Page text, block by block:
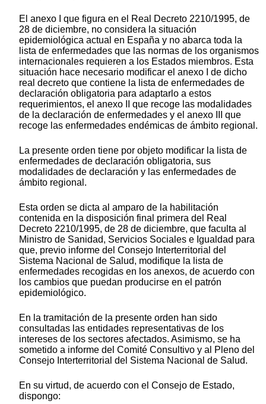
El anexo I que figura en el Real Decreto 2210/1995, de
28 de diciembre, no considera la situación
epidemiológica actual en España y no abarca toda la
lista de enfermedades que las normas de los organismos
internacionales requieren a los Estados miembros. Esta
situación hace necesario modificar el anexo I de dicho
real decreto que contiene la lista de enfermedades de
declaración obligatoria para adaptarlo a estos
requerimientos, el anexo II que recoge las modalidades
de la declaración de enfermedades y el anexo III que
recoge las enfermedades endémicas de ámbito regional.
La presente orden tiene por objeto modificar la lista de
enfermedades de declaración obligatoria, sus
modalidades de declaración y las enfermedades de
ámbito regional.
Esta orden se dicta al amparo de la habilitación
contenida en la disposición final primera del Real
Decreto 2210/1995, de 28 de diciembre, que faculta al
Ministro de Sanidad, Servicios Sociales e Igualdad para
que, previo informe del Consejo Interterritorial del
Sistema Nacional de Salud, modifique la lista de
enfermedades recogidas en los anexos, de acuerdo con
los cambios que puedan producirse en el patrón
epidemiológico.
En la tramitación de la presente orden han sido
consultadas las entidades representativas de los
intereses de los sectores afectados. Asimismo, se ha
sometido a informe del Comité Consultivo y al Pleno del
Consejo Interterritorial del Sistema Nacional de Salud.
En su virtud, de acuerdo con el Consejo de Estado,
dispongo: